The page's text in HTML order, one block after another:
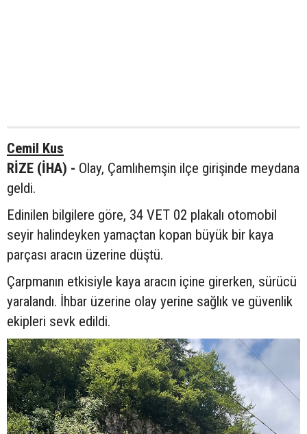
Cemil Kus
RİZE (İHA) - Olay, Çamlıhemşin ilçe girişinde meydana
geldi.
Edinilen bilgilere göre, 34 VET 02 plakalı otomobil
seyir halindeyken yamaçtan kopan büyük bir kaya
parçası aracın üzerine düştü.
Çarpmanın etkisiyle kaya aracın içine girerken, sürücü
yaralandı. İhbar üzerine olay yerine sağlık ve güvenlik
ekipleri sevk edildi.